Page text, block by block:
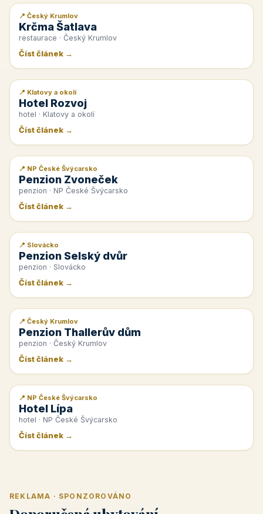
📰 PR článek
📍 Český Krumlov
Krčma Šatlava
restaurace · Český Krumlov
Číst článek →
📰 PR článek
📍 Klatovy a okolí
Hotel Rozvoj
hotel · Klatovy a okolí
Číst článek →
📰 PR článek
📍 NP České Švýcarsko
Penzion Zvoneček
penzion · NP České Švýcarsko
Číst článek →
📰 PR článek
📍 Slovácko
Penzion Selský dvůr
penzion · Slovácko
Číst článek →
📰 PR článek
📍 Český Krumlov
Penzion Thallerův dům
penzion · Český Krumlov
Číst článek →
📰 PR článek
📍 NP České Švýcarsko
Hotel Lípa
hotel · NP České Švýcarsko
Číst článek →
REKLAMA · SPONZOROVÁNO